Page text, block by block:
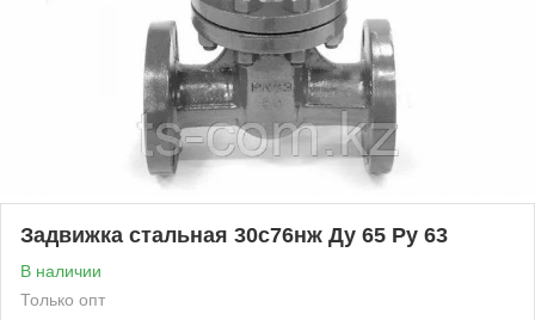
Задвижка стальная 30с76нж Ду 65 Ру 63
В наличии
Только опт